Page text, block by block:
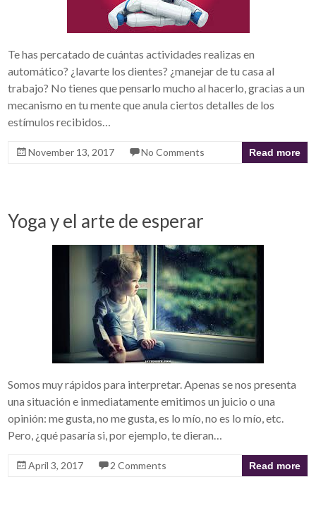
Te has percatado de cuántas actividades realizas en
automático? ¿lavarte los dientes? ¿manejar de tu casa al
trabajo? No tienes que pensarlo mucho al hacerlo, gracias a un
mecanismo en tu mente que anula ciertos detalles de los
estímulos recibidos…
November 13, 2017 No Comments Read more
Yoga y el arte de esperar
Somos muy rápidos para interpretar. Apenas se nos presenta
una situación e inmediatamente emitimos un juicio o una
opinión: me gusta, no me gusta, es lo mío, no es lo mío, etc.
Pero, ¿qué pasaría si, por ejemplo, te dieran…
April 3, 2017 2 Comments Read more